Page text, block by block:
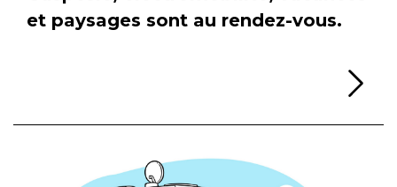
et paysages sont au rendez-vous.